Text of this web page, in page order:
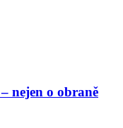
nejen o obraně